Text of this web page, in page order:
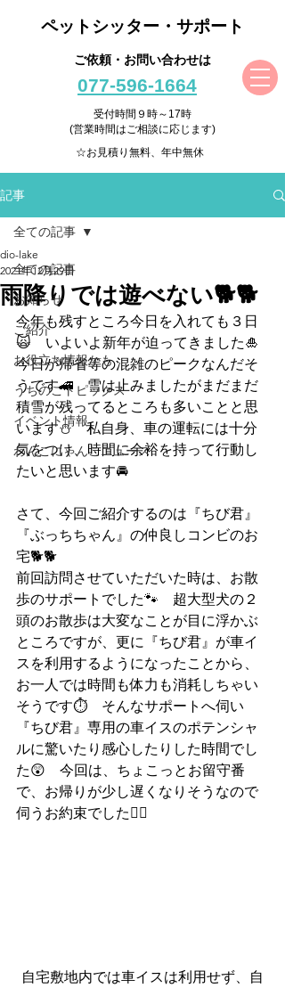
ペットシッター・サポート
ご依頼・お問い合わせは
077-596-1664
受付時間９時～17時
(営業時間はご相談に応じます)
☆お見積り無料、年中無休
記事
全ての記事
お知らせ
ご紹介
お役立ち情報かも
うちのこトピックス
イベント情報
わんこにゃんこニュース
全ての記事
雨降りでは遊べない🐕🐕
dio-lake
2021年12月29日
今年も残すところ今日を入れても３日
🙀　いよいよ新年が迫ってきました🎍
今日が帰省等の混雑のピークなんだそ
うです🚄　雪は止みましたがまだまだ
積雪が残ってるところも多いことと思
います⛄　私自身、車の運転には十分
気をつけ、時間に余裕を持って行動し
たいと思います🚘
さて、今回ご紹介するのは『ちび君』
『ぶっちちゃん』の仲良しコンビのお
宅🐕🐕
前回訪問させていただいた時は、お散
歩のサポートでした🐾　超大型犬の２
頭のお散歩は大変なことが目に浮かぶ
ところですが、更に『ちび君』が車イ
スを利用するようになったことから、
お一人では時間も体力も消耗しちゃい
そうです⏱　そんなサポートへ伺い
『ちび君』専用の車イスのポテンシャ
ルに驚いたり感心したりした時間でし
た😲　今回は、ちょこっとお留守番
で、お帰りが少し遅くなりそうなので
伺うお約束でした🙆‍♂️
自宅敷地内では車イスは利用せず、自